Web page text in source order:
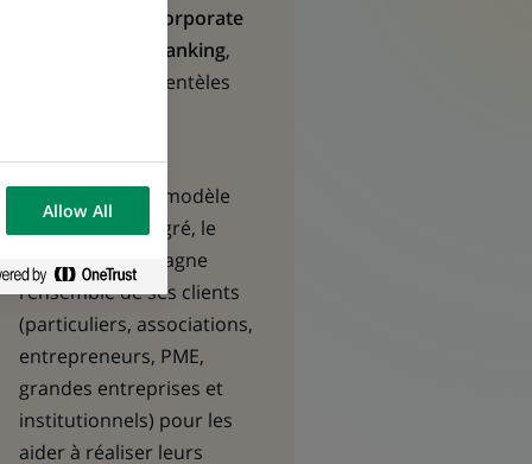
Corporate
& Institutional Banking,
centré sur les clientèles
Fort d’un solide modèle
diversifié et intégré, le
Groupe accompagne
l’ensemble de ses clients
(particuliers, associations,
entrepreneurs, PME,
grandes entreprises et
institutionnels) pour les
aider à réaliser leurs
Allow All